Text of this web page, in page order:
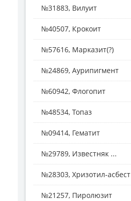
№31883, Вилуит
№40507, Крокоит
№57616, Марказит(?)
№24869, Аурипигмент
№60942, Флогопит
№48534, Топаз
№09414, Гематит
№29789, Известняк ...
№28303, Хризотил-асбест
№21257, Пиролюзит